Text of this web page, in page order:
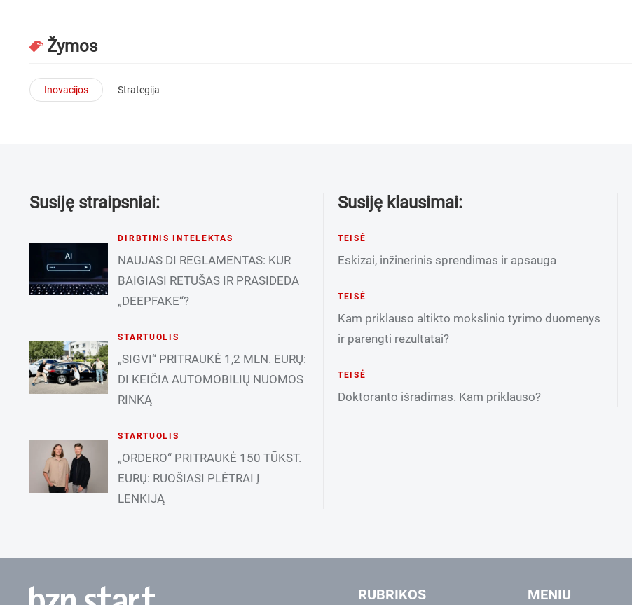
Žymos
Inovacijos Strategija
Susiję straipsniai:
DIRBTINIS INTELEKTAS
NAUJAS DI REGLAMENTAS: KUR
BAIGIASI RETUŠAS IR PRASIDEDA
„DEEPFAKE“?
STARTUOLIS
„SIGVI“ PRITRAUKĖ 1,2 MLN. EURŲ:
DI KEIČIA AUTOMOBILIŲ NUOMOS
RINKĄ
STARTUOLIS
„ORDERO“ PRITRAUKĖ 150 TŪKST.
EURŲ: RUOŠIASI PLĖTRAI Į
LENKIJĄ
Susiję klausimai:
TEISĖ
Eskizai, inžinerinis sprendimas ir apsauga
TEISĖ
Kam priklauso altikto mokslinio tyrimo duomenys
ir parengti rezultatai?
TEISĖ
Doktoranto išradimas. Kam priklauso?
RUBRIKOS MENIU